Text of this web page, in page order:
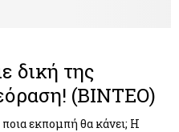
δική της
(ΒΙΝΤΕΟ)
εκπομπή θα κάνει; Η